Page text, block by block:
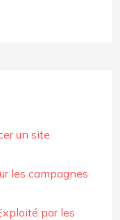
un site
les campagnes
par les